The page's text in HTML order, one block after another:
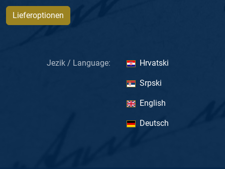
Lieferoptionen
Jezik / Language: Hrvatski
Srpski
English
Deutsch